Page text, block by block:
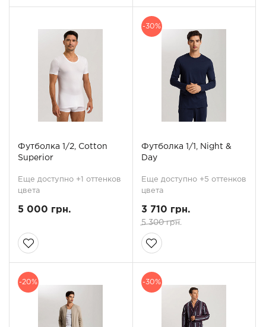
Футболка 1/2, Cotton
Superior
Еще доступно +1 оттенков
цвета
5 000 грн.
-30%
Футболка 1/1, Night &
Day
Еще доступно +5 оттенков
цвета
3 710 грн.
5 300 грн.
-20% -30%